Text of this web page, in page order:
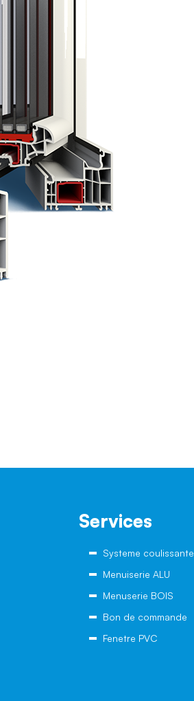
Services
Systeme coulissante
Menuiserie ALU
Menuserie BOIS
Bon de commande
Fenetre PVC